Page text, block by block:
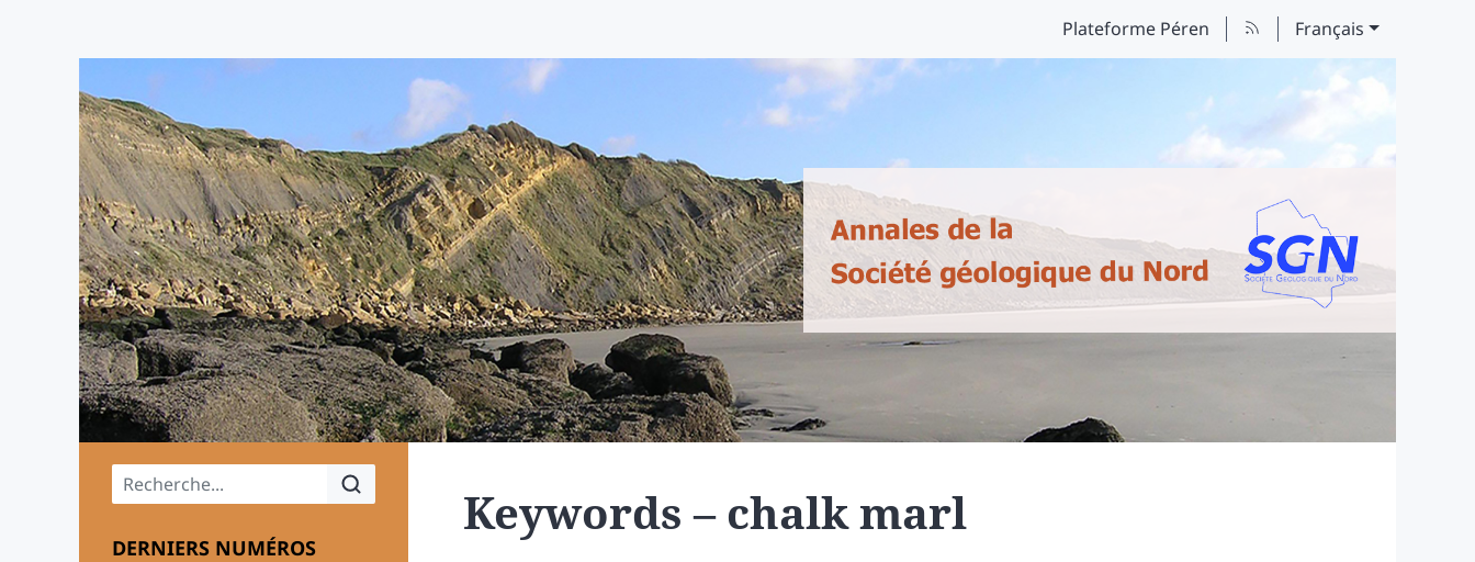
Plateforme Péren Français
Menu principal
DERNIERS NUMÉROS
Keywords – chalk marl